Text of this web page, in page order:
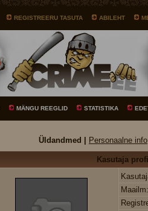
REGISTREERU TASUTA ABILEHT
MÄNGU REEGLID STATISTIKA
Üldandmed | Personaalne info
Kasutaja